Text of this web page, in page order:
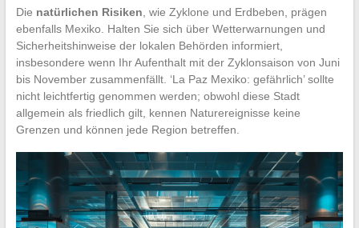
Die natürlichen Risiken , wie Zyklone und Erdbeben, prägen
ebenfalls Mexiko. Halten Sie sich über Wetterwarnungen und
Sicherheitshinweise der lokalen Behörden informiert,
insbesondere wenn Ihr Aufenthalt mit der Zyklonsaison von Juni
bis November zusammenfällt. ‘La Paz Mexiko: gefährlich’ sollte
nicht leichtfertig genommen werden; obwohl diese Stadt
allgemein als friedlich gilt, kennen Naturereignisse keine
Grenzen und können jede Region betreffen.